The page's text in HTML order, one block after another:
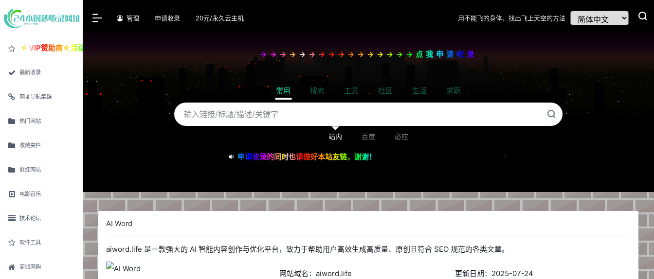
☆VIP赞助商☆活动价30元/永久置顶
最新收录
网址导航集群
热门网站
收藏夹栏
财经网站
电影音乐
技术论坛
软件工具
商城网购
管理 申请收录 20元/永久云主机 用不能飞的身体，找出飞上天空的方法
→→→→→→→→→→→→→→→→点我申请收录
常用 搜索 工具 社区 生活 求职
站内 百度 必应
申请收录的同时也请做好本站友链，谢谢！
AI Word
aiword.life 是一款强大的 AI 智能内容创作与优化平台，致力于帮助用户高效生成高质量、原创且符合 SEO 规范的各类文章。
网站域名：aiword.life 更新日期：2025-07-24